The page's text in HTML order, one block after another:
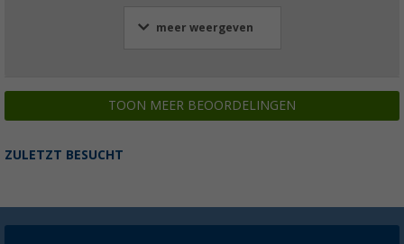
meter - Thule onderdeelnummer
€ 62,12Adviesprijs€ 65,93
meer weergeven
TOON MEER BEOORDELINGEN
ZULETZT BESUCHT